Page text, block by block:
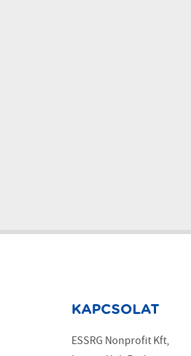
KAPCSOLAT
ESSRG Nonprofit Kft,